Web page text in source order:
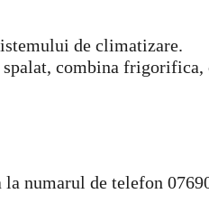
de climatizare.
combina frigorifica,
numarul de telefon